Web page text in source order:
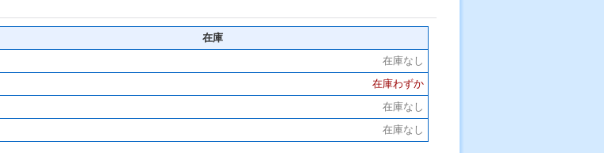
在庫
在庫なし
在庫わずか
在庫なし
在庫なし